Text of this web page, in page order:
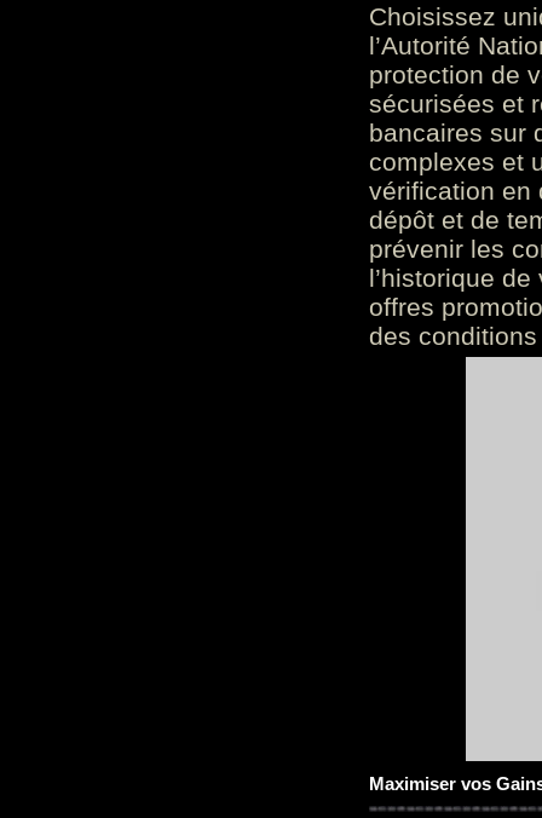
Choisissez
l’Autorité
protection de
sécurisées et
bancaires sur
complexes et
vérification en
dépôt et de
prévenir les
l’historique
offres
des
Maximiser vos